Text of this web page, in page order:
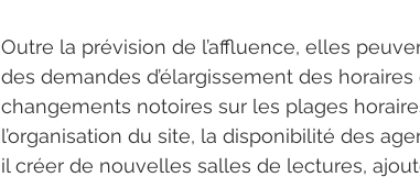
Outre la prévision de l’affluence, elles
des demandes d’élargissement des
changements notoires sur les plages
l’organisation du site, la disponibilité des
il créer de nouvelles salles de lectures,